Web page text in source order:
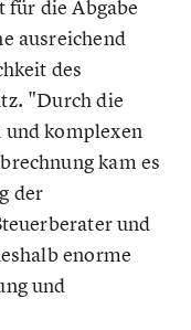
für die Abgabe
ausreichend
des
"Durch die
komplexen
kam es
der
und
enorme
und